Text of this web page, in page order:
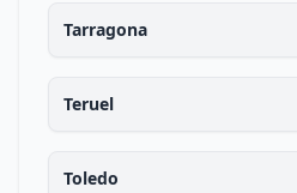
Tarragona
Teruel
Toledo